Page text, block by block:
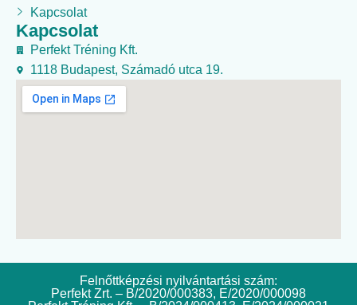
Kapcsolat
Kapcsolat
Perfekt Tréning Kft.
1118 Budapest, Számadó utca 19.
Felnőttképzési nyilvántartási szám:
Perfekt Zrt. – B/2020/000383, E/2020/000098